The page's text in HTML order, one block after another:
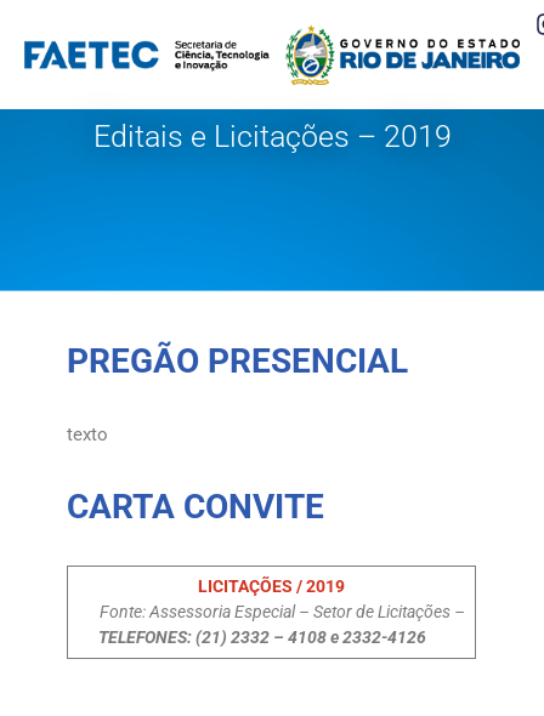
Pular
Editais e Licitações – 2019
PREGÃO PRESENCIAL
texto
CARTA CONVITE
LICITAÇÕES / 2019
Fonte: Assessoria Especial – Setor de Licitações –
TELEFONES: (21) 2332 – 4108 e 2332-4126